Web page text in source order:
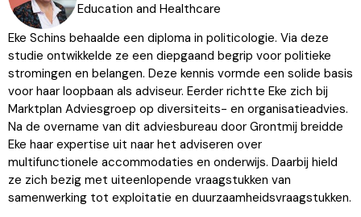
Education and Healthcare
Eke Schins behaalde een diploma in politicologie. Via deze
studie ontwikkelde ze een diepgaand begrip voor politieke
stromingen en belangen. Deze kennis vormde een solide basis
voor haar loopbaan als adviseur. Eerder richtte Eke zich bij
Marktplan Adviesgroep op diversiteits- en organisatieadvies.
Na de overname van dit adviesbureau door Grontmij breidde
Eke haar expertise uit naar het adviseren over
multifunctionele accommodaties en onderwijs. Daarbij hield
ze zich bezig met uiteenlopende vraagstukken van
samenwerking tot exploitatie en duurzaamheidsvraagstukken.